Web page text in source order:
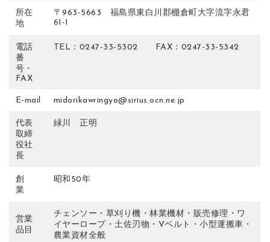
所在
地
〒963-5663 福島県東白川郡棚倉町大字流字永君
61-1
電話
番
号・
FAX
TEL：0247-33-5302 FAX：0247-33-5342
E-mail midorikawringyo@sirius.ocn.ne.jp
代表
取締
役社
長
緑川 正明
創
業
昭和50年
営業
品目
チェンソー・草刈り機・林業機材・販売修理・ワ
イヤーロープ・土佐刃物・Vベルト・小型運搬車・
農業資材全般